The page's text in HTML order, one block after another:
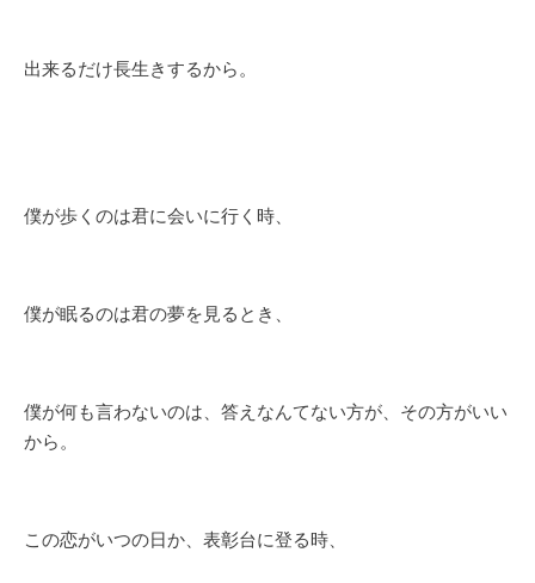
出来るだけ長生きするから。
僕が歩くのは君に会いに行く時、
僕が眠るのは君の夢を見るとき、
僕が何も言わないのは、答えなんてない方が、その方がいい
から。
この恋がいつの日か、表彰台に登る時、